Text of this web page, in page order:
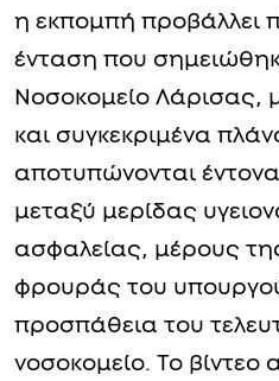
η εκπομπή προβάλλει
ένταση που
Νοσοκομείο Λάρισας,
και συγκεκριμένα
αποτυπώνονται
μεταξύ μερίδας
ασφαλείας, μέρους
φρουράς του
προσπάθεια του
νοσοκομείο. Το